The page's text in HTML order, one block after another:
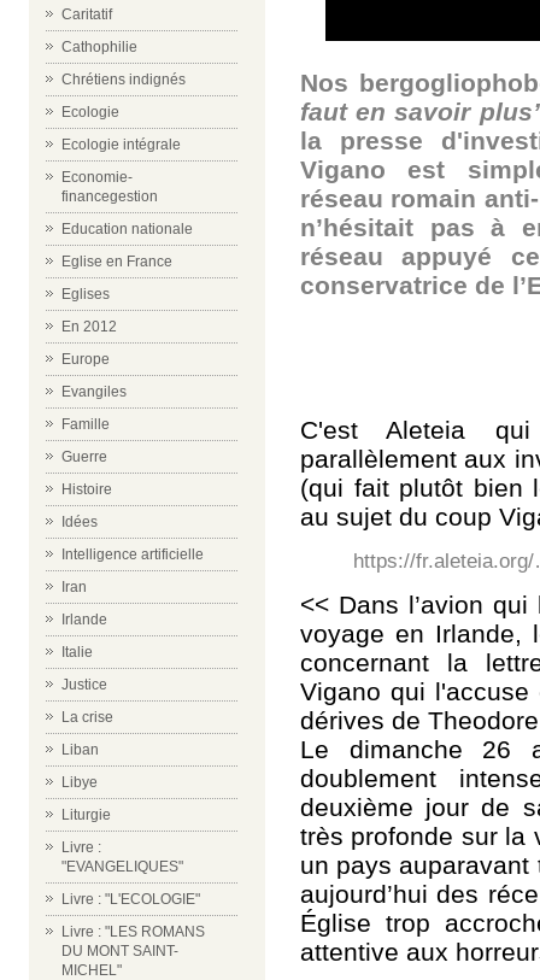
Caritatif
Cathophilie
Chrétiens indignés
Ecologie
Ecologie intégrale
Economie-
financegestion
Education nationale
Eglise en France
Eglises
En 2012
Europe
Evangiles
Famille
Guerre
Histoire
Idées
Intelligence artificielle
Iran
Irlande
Italie
Justice
La crise
Liban
Libye
Liturgie
Livre :
"EVANGELIQUES"
Livre : "L'ECOLOGIE"
Livre : "LES ROMANS
DU MONT SAINT-
MICHEL"
Nos
faut en savoir
la presse
Vigano est
réseau romain
n’hésitait pas à
réseau appuyé
conservatrice de
C'est Aleteia
parallèlement aux
(qui fait plutôt bien
au sujet du coup
https://
<< Dans l’avion
voyage en Irlande,
concernant la
Vigano qui
dérives de
Le dimanche 26
doublement
deuxième jour de
très profonde sur la
un pays
aujourd’hui des
Église trop
attentive aux